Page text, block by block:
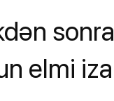
sonra
elmi